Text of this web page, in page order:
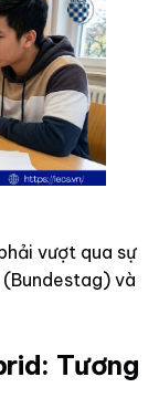
vượt qua sự
và
Tương